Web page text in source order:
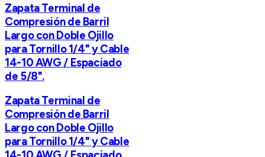
Zapata Terminal de
Compresión de Barril
Largo con Doble Ojillo
para Tornillo 1/4" y Cable
14-10 AWG / Espaciado
de 5/8".
Zapata Terminal de
Compresión de Barril
Largo con Doble Ojillo
para Tornillo 1/4" y Cable